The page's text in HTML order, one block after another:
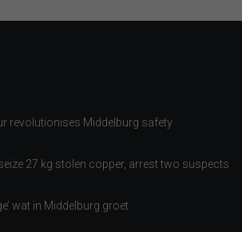
revolutionises Middelburg safety
27 kg stolen copper, arrest two suspects
wat in Middelburg groet